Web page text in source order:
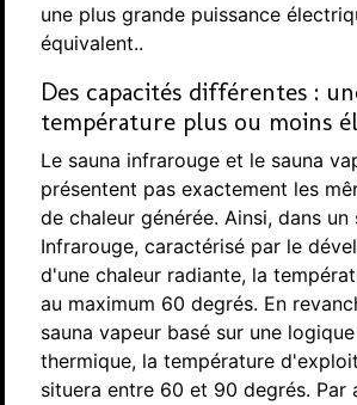
une plus grande puissance
équivalent..
Des capacités différentes :
température plus ou moins
Le sauna infrarouge et le sauna
présentent pas exactement les
de chaleur générée. Ainsi, dans un
Infrarouge, caractérisé par le
d'une chaleur radiante, la
au maximum 60 degrés. En
sauna vapeur basé sur une
thermique, la température
situera entre 60 et 90 degrés. Par